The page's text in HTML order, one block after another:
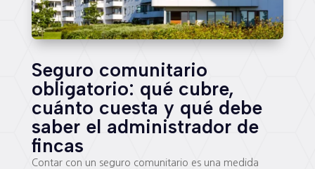
Seguro comunitario
obligatorio: qué cubre,
cuánto cuesta y qué debe
saber el administrador de
fincas
Contar con un seguro comunitario es una medida